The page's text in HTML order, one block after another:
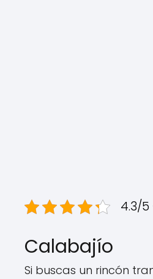
4.3/
Calabajío
Si buscas un rincón